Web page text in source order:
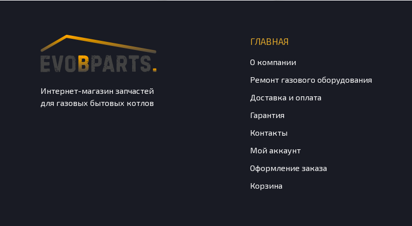
Интернет-магазин запчастей
для газовых бытовых котлов
ГЛАВНАЯ
О компании
Ремонт газового оборудования
Доставка и оплата
Гарантия
Контакты
Мой аккаунт
Оформление заказа
Корзина